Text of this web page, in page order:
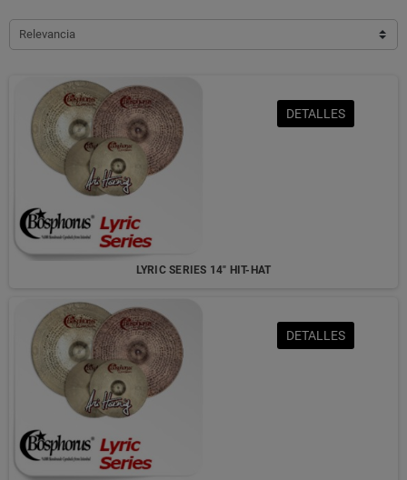
Relevancia
LYRIC SERIES 14" HIT-HAT
DETALLES
DETALLES